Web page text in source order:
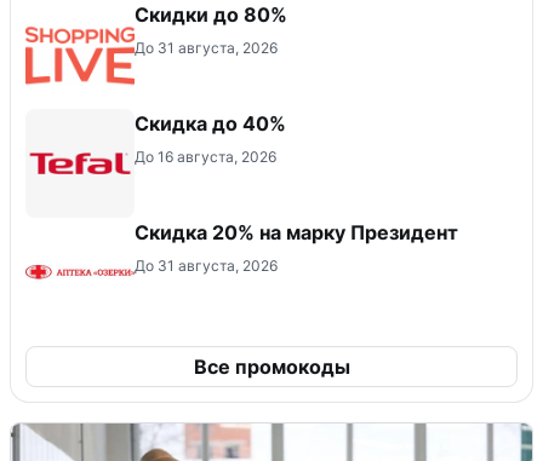
Скидки до 80%
До 31 августа, 2026
Скидка до 40%
До 16 августа, 2026
Скидка 20% на марку Президент
До 31 августа, 2026
Все промокоды